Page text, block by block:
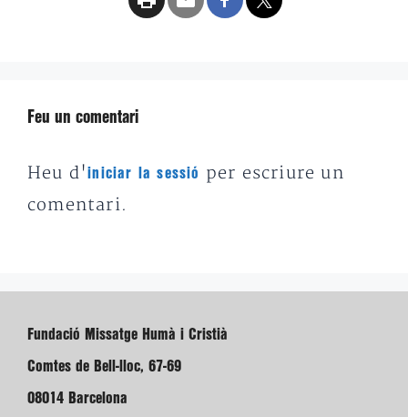
Feu un comentari
Heu d'iniciar la sessió
per escriure un
comentari.
Fundació Missatge Humà i Cristià
Comtes de Bell-lloc, 67-69
08014 Barcelona